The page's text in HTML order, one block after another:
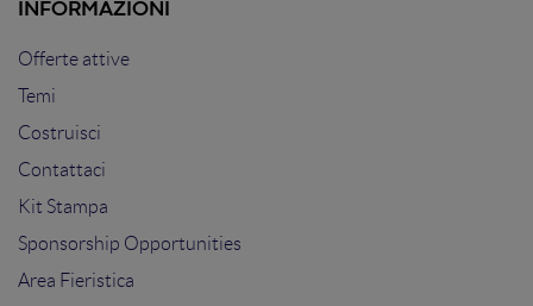
INFORMAZIONI
Offerte attive
Temi
Costruisci
Contattaci
Kit Stampa
Sponsorship Opportunities
Area Fieristica